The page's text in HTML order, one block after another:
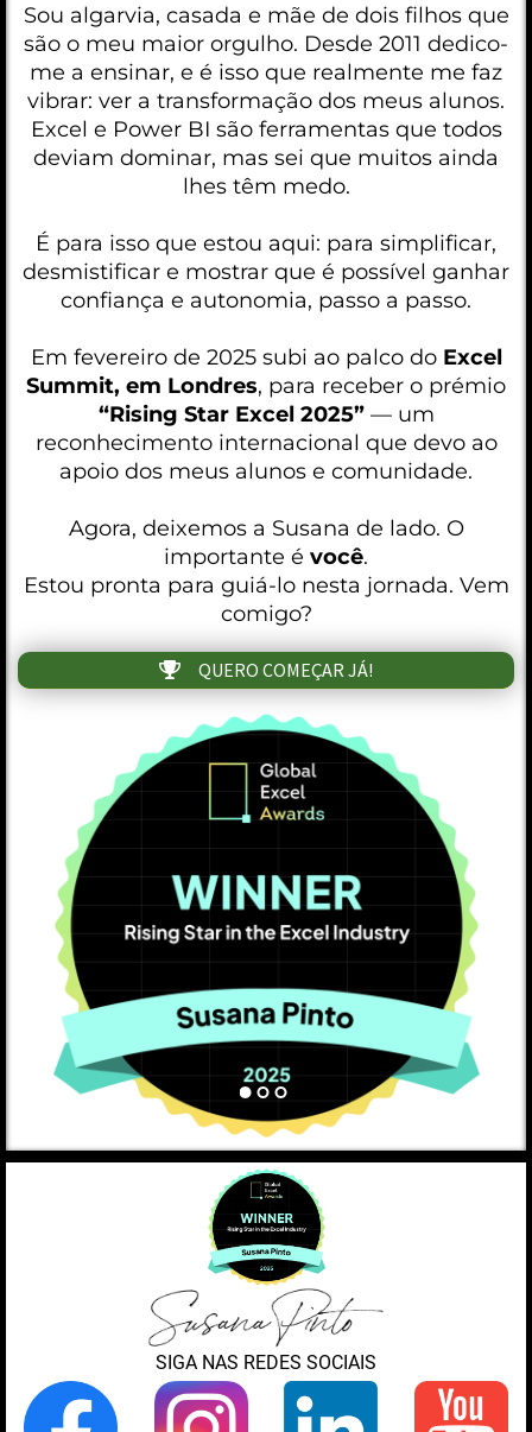
Sou algarvia, casada e mãe de dois filhos que
são o meu maior orgulho. Desde 2011 dedico-
me a ensinar, e é isso que realmente me faz
vibrar: ver a transformação dos meus alunos.
Excel e Power BI são ferramentas que todos
deviam dominar, mas sei que muitos ainda
lhes têm medo.
É para isso que estou aqui: para simplificar,
desmistificar e mostrar que é possível ganhar
confiança e autonomia, passo a passo.
Em fevereiro de 2025 subi ao palco do Excel
Summit, em Londres, para receber o prémio
“Rising Star Excel 2025”— um
reconhecimento internacional que devo ao
apoio dos meus alunos e comunidade.
Agora, deixemos a Susana de lado. O
importante é você.
Estou pronta para guiá-lo nesta jornada. Vem
comigo?
QUERO COMEÇAR JÁ!
SIGA NAS REDES SOCIAIS